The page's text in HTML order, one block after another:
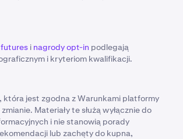
i nagrody opt-in podlegają
i kryteriom kwalifikacji.
która jest zgodna z Warunkami platformy
Materiały te służą wyłącznie do
i nie stanowią porady
lub zachęty do kupna,